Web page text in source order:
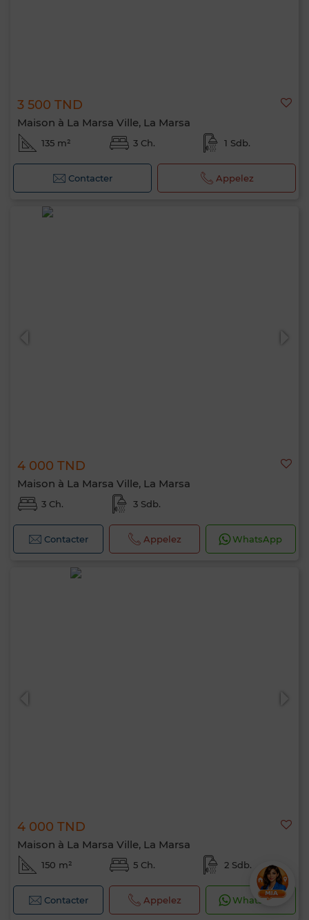
3 500 TND
Maison à La Marsa Ville, La Marsa
135 m² 3 Ch. 1 Sdb.
Contacter Appelez
4 000 TND
Maison à La Marsa Ville, La Marsa
3 Ch. 3 Sdb.
Contacter Appelez WhatsApp
4 000 TND
Maison à La Marsa Ville, La Marsa
150 m² 5 Ch. 2 Sdb.
Contacter Appelez WhatsApp